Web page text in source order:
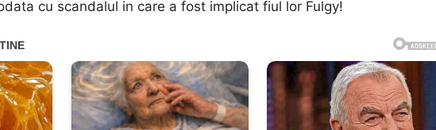
cu scandalul in care a fost implicat fiul lor Fulgy!